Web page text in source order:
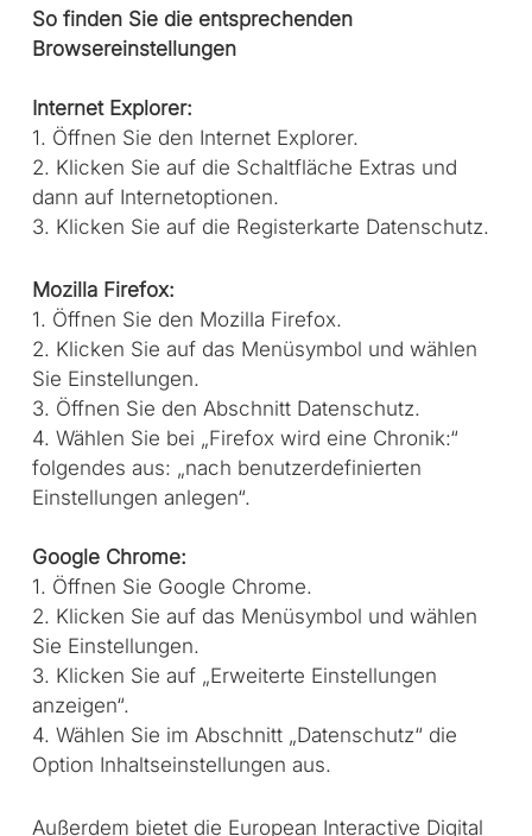
So finden Sie die entsprechenden
Browsereinstellungen
Internet Explorer:
1. Öffnen Sie den Internet Explorer.
2. Klicken Sie auf die Schaltfläche Extras und
dann auf Internetoptionen.
3. Klicken Sie auf die Registerkarte Datenschutz.
Mozilla Firefox:
1. Öffnen Sie den Mozilla Firefox.
2. Klicken Sie auf das Menüsymbol und wählen
Sie Einstellungen.
3. Öffnen Sie den Abschnitt Datenschutz.
4. Wählen Sie bei „Firefox wird eine Chronik:“
folgendes aus: „nach benutzerdefinierten
Einstellungen anlegen“.
Google Chrome:
1. Öffnen Sie Google Chrome.
2. Klicken Sie auf das Menüsymbol und wählen
Sie Einstellungen.
3. Klicken Sie auf „Erweiterte Einstellungen
anzeigen“.
4. Wählen Sie im Abschnitt „Datenschutz“ die
Option Inhaltseinstellungen aus.
Außerdem bietet die European Interactive Digital